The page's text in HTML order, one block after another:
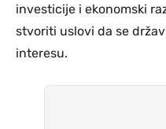
investicije i ekonomski
stvoriti uslovi da se
interesu.